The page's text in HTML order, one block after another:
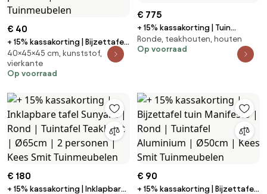
€ 40
+ 15% kassakorting | Bijzettafel
tuin Forza | Vierkant | Tuintafel
Kunststof | 45x45cm | 1
persoon | Kees Smit
40×45×45 cm, kunststof,
vierkante
Op voorraad
€ 775
+ 15% kassakorting | Tuin
eettafel ROUGH | Rond |
Tuintafel Teakhout | Ø150cm | 6
Ronde, teakhouten, houten
Op voorraad
€ 180
+ 15% kassakorting | Inklapbare
€ 90
+ 15% kassakorting | Bijzettafel